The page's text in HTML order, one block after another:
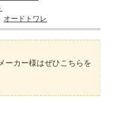
オードトワレ
ーカー様はぜひこちらを